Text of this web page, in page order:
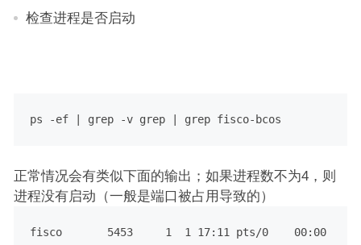
检查进程是否启动
ps -ef | grep -v grep | grep fisco-bcos
正常情况会有类似下面的输出；如果进程数不为4，则
进程没有启动（一般是端口被占用导致的）
fisco       5453     1  1 17:11 pts/0    00:00